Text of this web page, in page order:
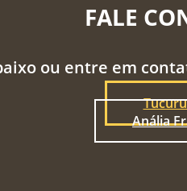
FALE
ou entre em
Anália